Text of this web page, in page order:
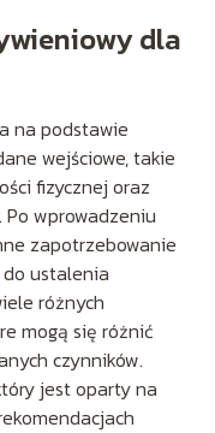
dla
na podstawie
wejściowe, takie
fizycznej oraz
wprowadzeniu
zapotrzebowanie
ustalenia
różnych
mogą się różnić
czynników.
jest oparty na